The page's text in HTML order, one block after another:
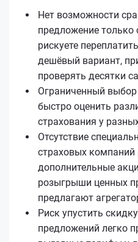
Нет возможности
предложение
рискуете
дешёвый вариант,
проверять десятки
Ограниченный
быстро оценить
страхования у
Отсутствие
страховых
дополнительные
розыгрыши ценных
предлагают
Риск упустить
предложений легко